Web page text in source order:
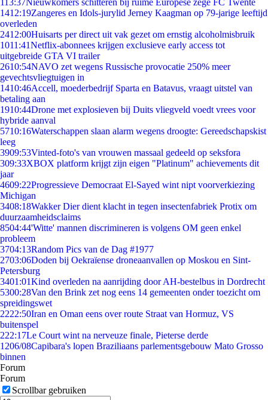
113:37Nieuwkomers schitteren bij ruime Europese zege FC Twente
1412:19Zangeres en Idols-jurylid Jerney Kaagman op 79-jarige leeftijd
overleden
2412:00Huisarts per direct uit vak gezet om ernstig alcoholmisbruik
1011:41Netflix-abonnees krijgen exclusieve early access tot
uitgebreide GTA VI trailer
2610:54NAVO zet wegens Russische provocatie 250% meer
gevechtsvliegtuigen in
1410:46Accell, moederbedrijf Sparta en Batavus, vraagt uitstel van
betaling aan
1910:44Drone met explosieven bij Duits vliegveld voedt vrees voor
hybride aanval
5710:16Waterschappen slaan alarm wegens droogte: Gereedschapskist
leeg
3909:53Vinted-foto's van vrouwen massaal gedeeld op seksfora
309:33XBOX platform krijgt zijn eigen "Platinum" achievements dit
jaar
4609:22Progressieve Democraat El-Sayed wint nipt voorverkiezing
Michigan
3408:18Wakker Dier dient klacht in tegen insectenfabriek Protix om
duurzaamheidsclaims
8504:44'Witte' mannen discrimineren is volgens OM geen enkel
probleem
3704:13Random Pics van de Dag #1977
2703:06Doden bij Oekraïense droneaanvallen op Moskou en Sint-
Petersburg
3401:01Kind overleden na aanrijding door AH-bestelbus in Dordrecht
5300:28Van den Brink zet nog eens 14 gemeenten onder toezicht om
spreidingswet
2222:50Iran en Oman eens over route Straat van Hormuz, VS
buitenspel
222:17Le Court wint na nerveuze finale, Pieterse derde
1206/08Capibara's lopen Braziliaans parlementsgebouw Mato Grosso
binnen
Forum
Forum
Scrollbar gebruiken